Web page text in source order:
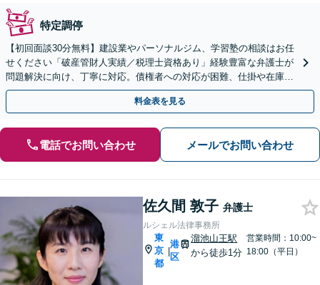
特定調停
【初回面談30分無料】建設業やパーソナルジム、学習塾の相談はお任
せください「破産管財人実績／税理士資格あり」経験豊富な弁護士が
問題解決に向け、丁寧に対応。債権者への対応が困難、仕掛や在庫が
ある、従業員など様々な事情を考慮し解決策を考えます。
料金表を見る
電話でお問い合わせ メールでお問い合わせ
佐久間 敦子 弁護士
ルシェル法律事務所
東
京
都
|
港
区
溜池山王駅
から徒歩1分
営業時間：10:00~
18:00（平日）